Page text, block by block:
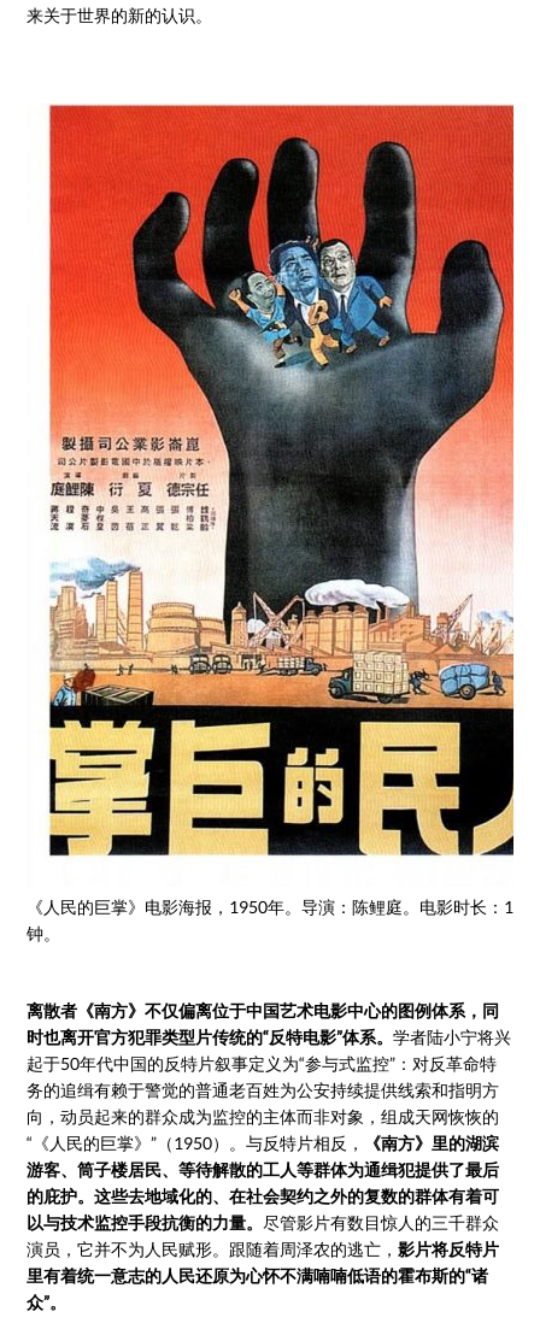
来关于世界的新的认识。
《人民的巨掌》电影海报，1950年。导演：陈鲤庭。电影时长：1小
钟。
离散者《南方》不仅偏离位于中国艺术电影中心的图例体系，同
时也离开官方犯罪类型片传统的“反特电影”体系。学者陆小宁将兴
起于50年代中国的反特片叙事定义为“参与式监控”：对反革命特
务的追缉有赖于警觉的普通老百姓为公安持续提供线索和指明方
向，动员起来的群众成为监控的主体而非对象，组成天网恢恢的
“《人民的巨掌》”（1950）。与反特片相反，
《南方》里的湖滨
游客、筒子楼居民、等待解散的工人等群体为通缉犯提供了最后
的庇护。这些去地域化的、在社会契约之外的复数的群体有着可
以与技术监控手段抗衡的力量。 尽管影片有数目惊人的三千群众
演员，它并不为人民赋形。跟随着周泽农的逃亡，影片将反特片
里有着统一意志的人民还原为心怀不满喃喃低语的霍布斯的“诸
众”。